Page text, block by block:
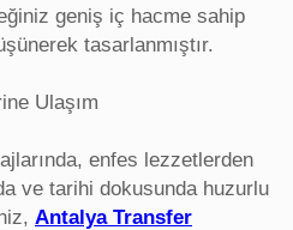
geniş iç hacme sahip
tasarlanmıştır.
Ulaşım
enfes lezzetlerden
ve tarihi dokusunda huzurlu
Antalya Transfer